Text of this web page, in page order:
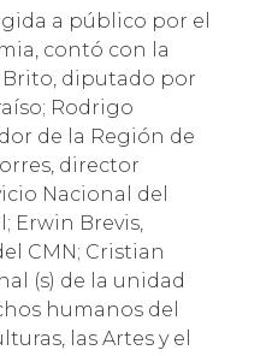
a público por el
contó con la
Brito, diputado por
Rodrigo
de la Región de
director
Nacional del
Erwin Brevis,
CMN; Cristian
(s) de la unidad
humanos del
las Artes y el